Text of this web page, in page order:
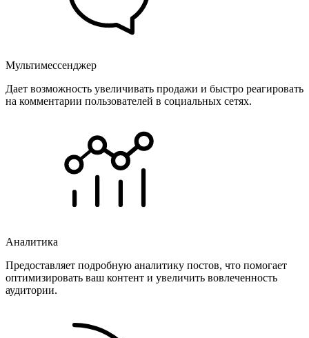
Мультимессенджер
Дает возможность увеличивать продажи и быстро реагировать
на комментарии пользователей в социальных сетях.
Аналитика
Предоставляет подробную аналитику постов, что помогает
оптимизировать ваш контент и увеличить вовлеченность
аудитории.